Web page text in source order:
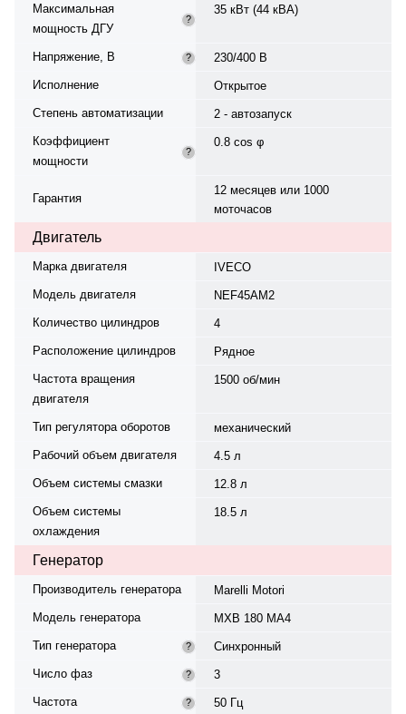
мощности — 18.5 ч.
Производство: Россия, гарантия
моточасов.
Максимальная
мощность ДГУ
?
35 кВт (44 кВА)
Напряжение, В ?
230/400 В
Исполнение
Открытое
Степень автоматизации
2 - автозапуск
Коэффициент
мощности
?
0.8 cos φ
Гарантия
12 месяцев или 1000
моточасов
Двигатель
Марка двигателя
IVECO
Модель двигателя
NEF45AM2
Количество цилиндров
4
Расположение цилиндров
Рядное
Частота вращения
двигателя
1500 об/мин
Тип регулятора оборотов
механический
Рабочий объем двигателя
4.5 л
Объем системы смазки
12.8 л
Объем системы
охлаждения
18.5 л
Генератор
Производитель генератора
Marelli Motori
Модель генератора
MXB 180 MA4
Тип генератора
?
Синхронный
Число фаз
?
3
Частота
? 50 Гц